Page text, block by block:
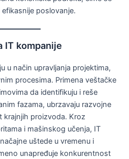
poslovanje.
IT kompanije
u način upravljanja projektima,
procesima. Primena veštačke
da identifikuju i reše
fazama, ubrzavaju razvojne
krajnjih proizvoda. Kroz
i mašinskog učenja, IT
uštede u vremenu i
unapređuje konkurentnost